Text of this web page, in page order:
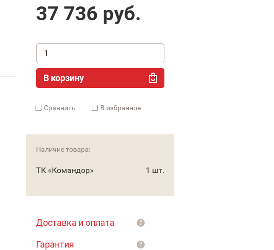
37 736 руб.
В корзину
Cравнить В избранное
Наличие товара:
ТК «Командор» 1 шт.
Доставка и оплата ?
Гарантия ?